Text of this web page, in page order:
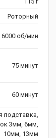
Роторный
6000 об/мин
75 минут
60 минут
подставка,
3мм, 6мм,
10мм, 13мм